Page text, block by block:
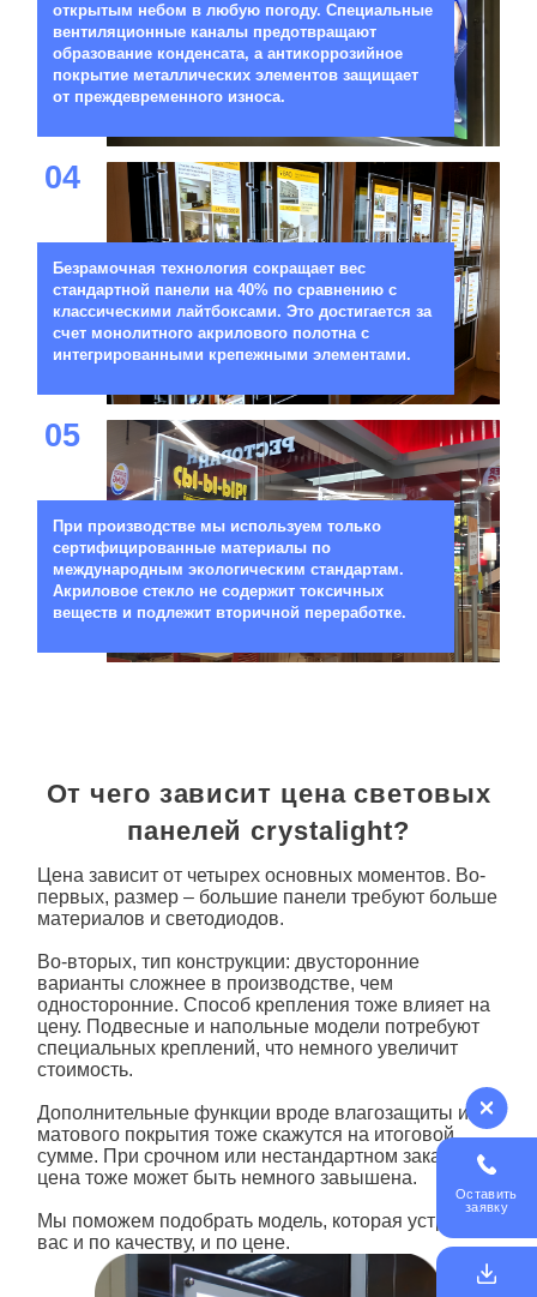
открытым небом в любую погоду. Специальные
вентиляционные каналы предотвращают
образование конденсата, а антикоррозийное
покрытие металлических элементов защищает
от преждевременного износа.
04
Безрамочная технология сокращает вес
стандартной панели на 40% по сравнению с
классическими лайтбоксами. Это достигается за
счет монолитного акрилового полотна с
интегрированными крепежными элементами.
05
При производстве мы используем только
сертифицированные материалы по
международным экологическим стандартам.
Акриловое стекло не содержит токсичных
веществ и подлежит вторичной переработке.
От чего зависит цена световых
панелей crystalight?
Цена зависит от четырех основных моментов. Во-
первых, размер – большие панели требуют больше
материалов и светодиодов.
Во-вторых, тип конструкции: двусторонние
варианты сложнее в производстве, чем
односторонние. Способ крепления тоже влияет на
цену. Подвесные и напольные модели потребуют
специальных креплений, что немного увеличит
стоимость.
Дополнительные функции вроде влагозащиты или
матового покрытия тоже скажутся на итоговой
сумме. При срочном или нестандартном заказе
цена тоже может быть немного завышена.
Мы поможем подобрать модель, которая устроит
вас и по качеству, и по цене.
Оставить
заявку